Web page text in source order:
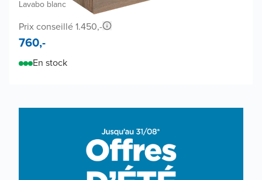
Lavabo blanc
Prix conseillé 1.450,-
760,-
En stock